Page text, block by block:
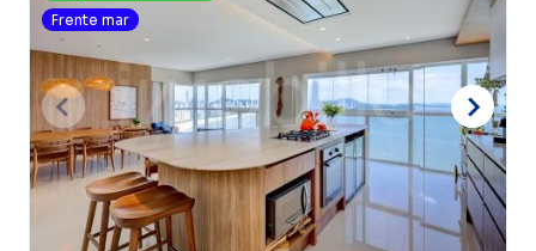
Frente mar